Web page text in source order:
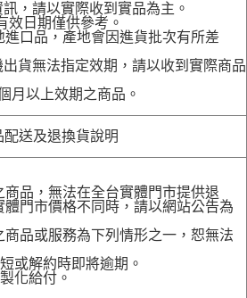
，請以實際收到實品為主。
日期僅供參考。
口品，產地會因進貨批次有所差
貨無法指定效期，請以收到實際商品
月以上效期之商品。
配送及退換貨說明
商品，無法在全台實體門市提供退
門市價格不同時，請以網站公告為
商品或服務為下列情形之一，恕無法
或解約時即將逾期。
化給付。